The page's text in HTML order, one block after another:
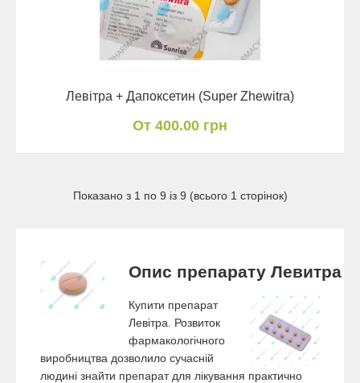
Левітра + Дапоксетин (Super Zhewitra)
От 400.00 грн
Показано з 1 по 9 із 9 (всього 1 сторінок)
Опис препарату Левитра
Купити препарат
Левітра. Розвиток
фармакологічного
виробництва дозволило сучасній
людині знайти препарат для лікування практично